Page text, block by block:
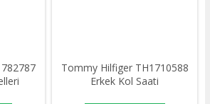
Tommy Hilfiger TH1710588
Erkek Kol Saati